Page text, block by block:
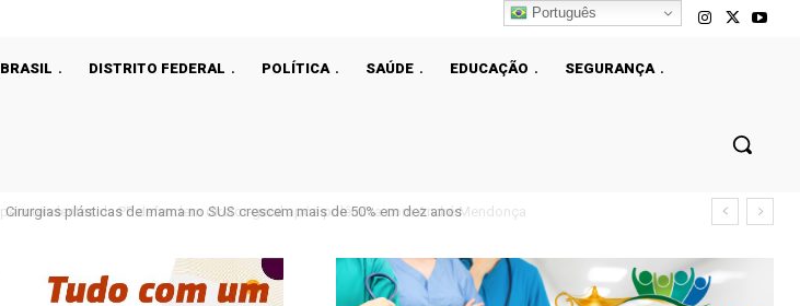
BRASIL DISTRITO FEDERAL POLÍTICA SAÚDE EDUCAÇÃO
SEGURANÇA
Cirurgias plásticas de mama no SUS crescem mais de 50% em dez anos
Português